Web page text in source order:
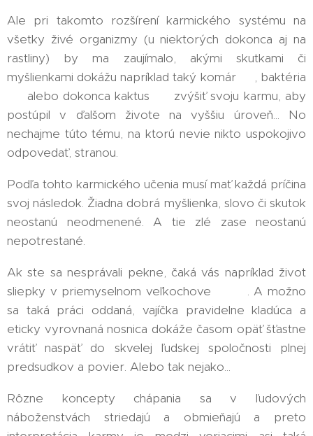
Ale pri takomto rozšírení karmického systému na
všetky živé organizmy (u niektorých dokonca aj na
rastliny) by ma zaujímalo, akými skutkami či
myšlienkami dokážu napríklad taký komár 🦟, baktéria
🦠 alebo dokonca kaktus 🌵 zvýšiť svoju karmu, aby
postúpil v ďalšom živote na vyššiu úroveň... No
nechajme túto tému, na ktorú nevie nikto uspokojivo
odpovedať, stranou.
Podľa tohto karmického učenia musí mať každá príčina
svoj následok. Žiadna dobrá myšlienka, slovo či skutok
neostanú neodmenené. A tie zlé zase neostanú
nepotrestané.
Ak ste sa nesprávali pekne, čaká vás napríklad život
sliepky v priemyselnom veľkochove 🐔🍗. A možno
sa taká práci oddaná, vajíčka pravidelne kladúca a
eticky vyrovnaná nosnica dokáže časom opäť šťastne
vrátiť naspäť do skvelej ľudskej spoločnosti plnej
predsudkov a povier. Alebo tak nejako...
Rôzne koncepty chápania sa v ľudových
náboženstvách striedajú a obmieňajú a preto